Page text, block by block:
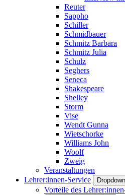
Reuter
Sappho
Schiller
Schmidbauer
Schmitz Barbara
Schmitz Julia
Schulz
Seghers
Seneca
Shakespeare
Shelley
Storm
Vise
Wendt Gunna
Wietschorke
Williams John
Woolf
Zweig
Veranstaltungen
Lehrer:innen-Service
Vorteile des